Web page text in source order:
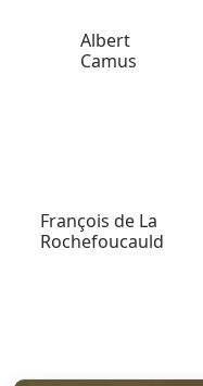
Albert
Camus
François de La
Rochefoucauld